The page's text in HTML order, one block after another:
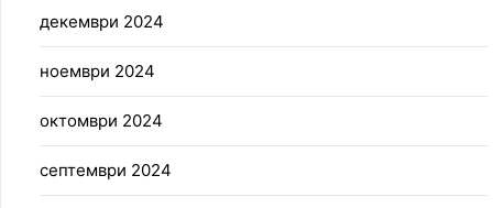
декември 2024
ноември 2024
октомври 2024
септември 2024